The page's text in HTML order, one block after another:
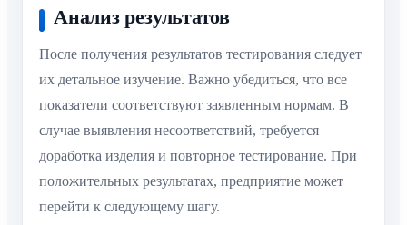
Анализ результатов
После получения результатов тестирования следует
их детальное изучение. Важно убедиться, что все
показатели соответствуют заявленным нормам. В
случае выявления несоответствий, требуется
доработка изделия и повторное тестирование. При
положительных результатах, предприятие может
перейти к следующему шагу.